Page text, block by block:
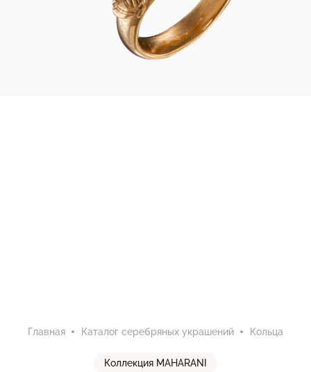
Главная Каталог серебряных украшений Кольца
Коллекция MAHARANI